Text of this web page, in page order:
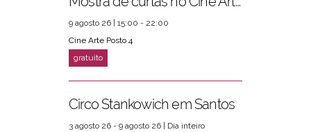
9 agosto 26 | 15:00 - 22:00
Cine Arte Posto 4
Circo Stankowich em Santos
3 agosto 26 - 9 agosto 26 | Dia inteiro